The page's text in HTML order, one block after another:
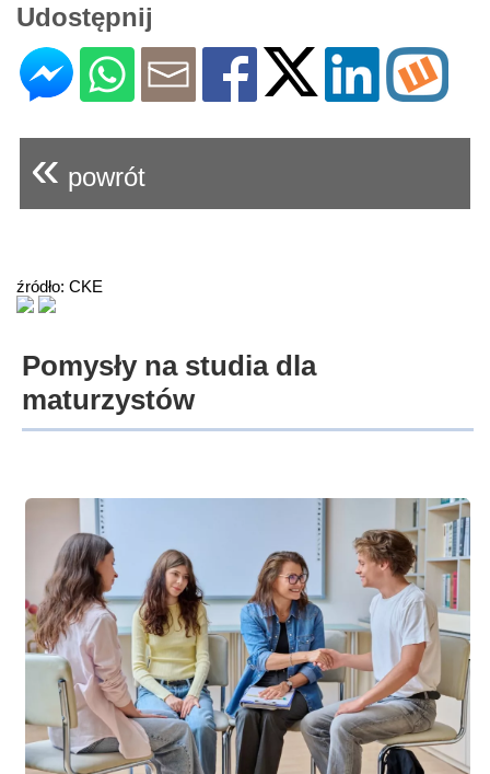
Udostępnij
« powrót
źródło: CKE
Pomysły na studia dla
maturzystów